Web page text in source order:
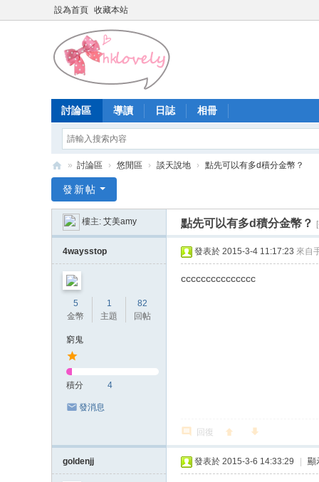
設為首頁 收藏本站
討論區 導讀 日誌 相冊
港
» 討論區 › 悠閒區 › 談天說地 › 點先可以有多d積分金幣？
發新帖
樓主: 艾美amy 點先可以有多d積分金幣？
4waysstop
5
金幣
1
主題
82
回帖
窮鬼
積分 4
發消息
發表於 2015-3-4 11:17:23 來自
ccccccccccccccc
回復
goldenjj 發表於 2015-3-6 14:33:29 顯